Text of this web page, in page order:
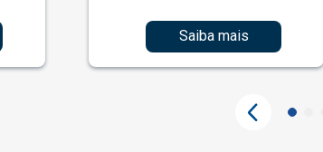
Saiba mais